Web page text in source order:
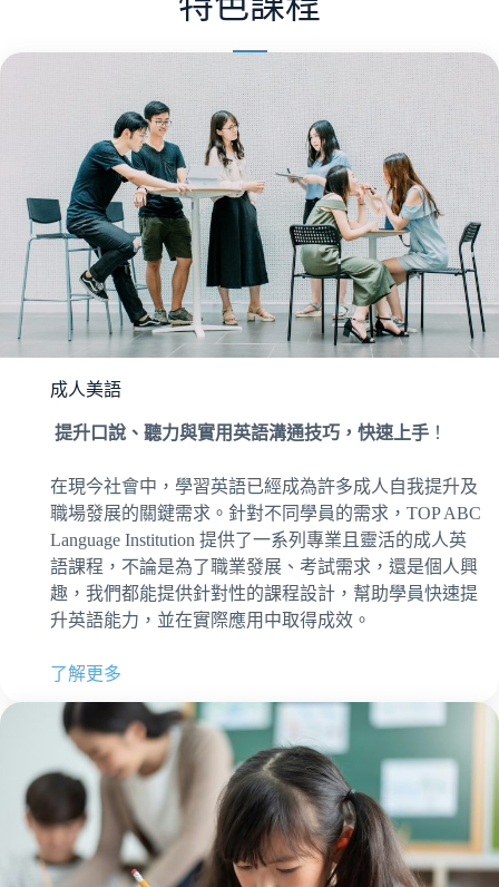
成人美語
提升口說、聽力與實用英語溝通技巧，快速上手 ！
在現今社會中，學習英語已經成為許多成人自我提升及
職場發展的關鍵需求。針對不同學員的需求，TOP ABC
Language Institution 提供了一系列專業且靈活的成人英
語課程，不論是為了職業發展、考試需求，還是個人興
趣，我們都能提供針對性的課程設計，幫助學員快速提
升英語能力，並在實際應用中取得成效。
了解更多